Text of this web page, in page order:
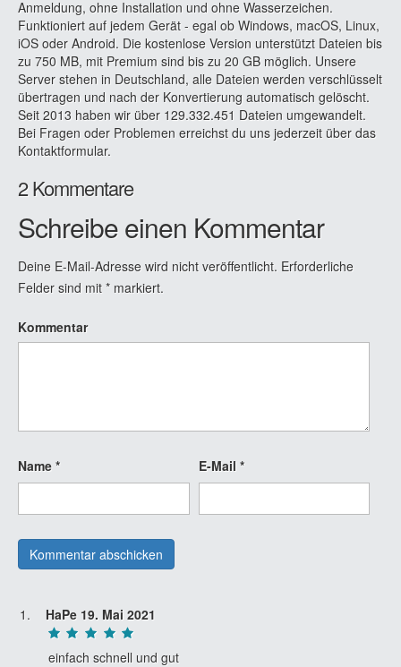
Anmeldung, ohne Installation und ohne Wasserzeichen.
Funktioniert auf jedem Gerät - egal ob Windows, macOS, Linux,
iOS oder Android. Die kostenlose Version unterstützt Dateien bis
zu 750 MB, mit Premium sind bis zu 20 GB möglich. Unsere
Server stehen in Deutschland, alle Dateien werden verschlüsselt
übertragen und nach der Konvertierung automatisch gelöscht.
Seit 2013 haben wir über 129.332.451 Dateien umgewandelt.
Bei Fragen oder Problemen erreichst du uns jederzeit über das
Kontaktformular.
2 Kommentare
Schreibe einen Kommentar
Deine E-Mail-Adresse wird nicht veröffentlicht. Erforderliche
Felder sind mit * markiert.
Kommentar
Name * E-Mail *
HaPe 19. Mai 2021
einfach schnell und gut